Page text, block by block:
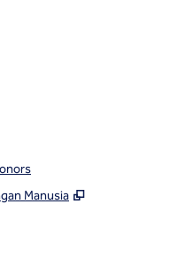
Manusia
,